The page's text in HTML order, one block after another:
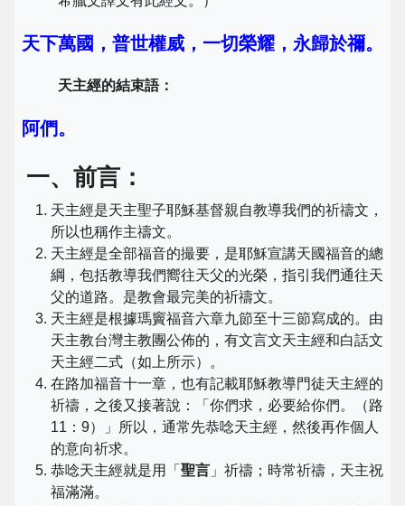
天下萬國，普世權威，一切榮耀，永歸於禰。
天主經的結束語：
阿們。
一、前言：
天主經是天主聖子耶穌基督親自教導我們的祈禱文，
所以也稱作主禱文。
天主經是全部福音的撮要，是耶穌宣講天國福音的總
綱，包括教導我們嚮往天父的光榮，指引我們通往天
父的道路。是教會最完美的祈禱文。
天主經是根據瑪竇福音六章九節至十三節寫成的。由
天主教台灣主教團公佈的，有文言文天主經和白話文
天主經二式（如上所示）。
在路加福音十一章，也有記載耶穌教導門徒天主經的
祈禱，之後又接著說：「你們求，必要給你們。（路
11：9）」所以，通常先恭唸天主經，然後再作個人
的意向祈求。
恭唸天主經就是用「 聖言 」祈禱；時常祈禱，天主祝
福滿滿。